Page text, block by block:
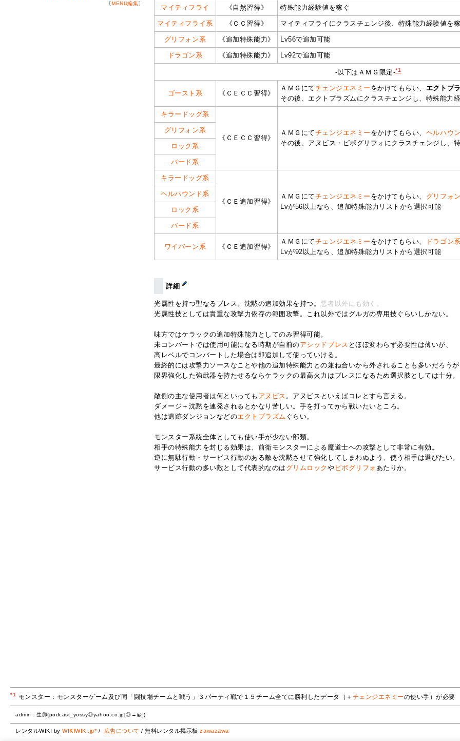
マイティフライ 《自然習得》 特殊能力経験値を稼ぐ
マイティフライ系 《ＣＣ習得》 マイティフライにクラスチェンジ後、特殊能力経験値を
グリフォン系 《追加特殊能力》 Lv56で追加可能
ドラゴン系 《追加特殊能力》 Lv92で追加可能
‐以下はＡＭＧ限定‐*1
ゴースト系 《ＣＥＣＣ習得》
ＡＭＧにてチェンジエネミー をかけてもらい、 エクトプ
その後、エクトプラズムにクラスチェンジし、特殊能力
キラードッグ系
《ＣＥＣＣ習得》
ＡＭＧにてチェンジエネミー をかけてもらい、 ヘルハウ
その後、アヌビス・ピポグリフォにクラスチェンジし、
グリフォン系
ロック系
バード系
キラードッグ系
《ＣＥ追加習得》
ＡＭＧにてチェンジエネミー をかけてもらい、 グリフォ
Lvが56以上なら、追加特殊能力リストから選択可能
ヘルハウンド系
ロック系
バード系
ワイバーン系 《ＣＥ追加習得》
ＡＭＧにてチェンジエネミー をかけてもらい、 ドラゴン系
Lvが92以上なら、追加特殊能力リストから選択可能
詳細
光属性を持つ聖なるブレス。沈黙の追加効果を持つ。 悪者以外にも効く。
光属性技としては貴重な攻撃力依存の範囲攻撃。これ以外ではグルガの専用技ぐらいしかない。
味方ではケラックの追加特殊能力としてのみ習得可能。
未コンバートでは使用可能になる時期が自前のアシッドブレス とほぼ変わらず必要性は薄いが、
高レベルでコンバートした場合は即追加して使っていける。
最終的には攻撃力ソースなことや他の追加特殊能力との兼ね合いから外されることも多いだろうが
限界強化した強武器を持たせるならケラックの最高火力はブレスになるため選択肢としては十分。
敵側の主な使用者は何といっても アヌビス 。アヌビスといえばコレとすら言える。
ダメージ＋沈黙を連発されるとかなり苦しい。手を打ってから戦いたいところ。
他は遺跡ダンジョンなどのエクトプラズム ぐらい。
モンスター系統全体としても使い手が少ない部類。
相手の特殊能力を封じる効果は、前衛モンスターによる魔道士への攻撃として非常に有効。
逆に無駄行動・サービス行動のある敵を沈黙させて強化してしまわぬよう、使う相手は選びたい。
サービス行動の多い敵として代表的なのは グリムロックや ピポグリフォ あたりか。
〔MENU編集〕
*1 モンスター：モンスターゲーム及び同「闘技場チームと戦う」３パーティ戦で１５チーム全てに勝利したデータ（＋ チェンジエネミーの使い手）が必要
admin：生卵(podcast_yossy◎yahoo.co.jp[◎→@])
レンタルWIKI byWIKIWIKI.jp* / 広告について / 無料レンタル掲示板zawazawa